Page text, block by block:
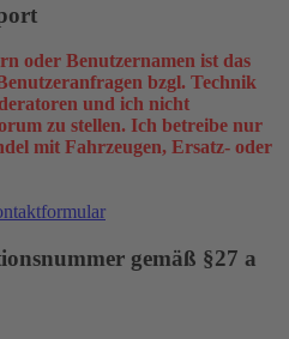
oder Benutzernamen ist das
bzgl. Technik
und ich nicht
zu stellen. Ich betreibe nur
mit Fahrzeugen, Ersatz- oder
gemäß §27 a